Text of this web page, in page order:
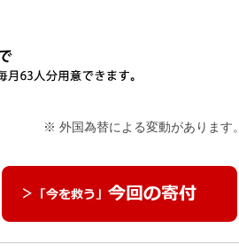
※ 外国為替による変動があります。